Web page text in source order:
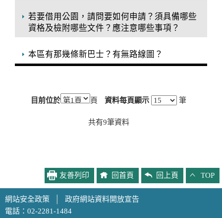
若要借用公園，請問要如何申請？須具備哪些
資格及檢附哪些文件？應注意哪些事項？
本區有那幾條新巴士？有無路線圖？
目前位於 頁 資料每頁顯示 筆
共有9筆資料
友善列印 回首頁 回上頁 TOP
網站安全政策
政府網站資料開放宣告
電話：02-2281-1484